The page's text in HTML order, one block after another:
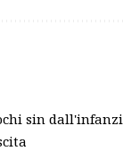
sin